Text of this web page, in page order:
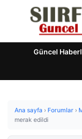
Güncel
Ana sayfa › Forumlar ›
merak edildi